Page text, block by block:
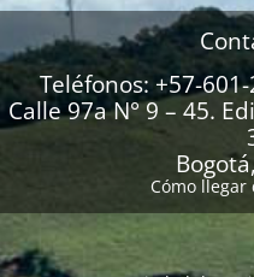
Teléfonos: +57-
Calle 97a N° 9 – 45.
Cómo llegar